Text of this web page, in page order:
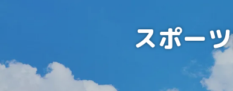
津田沼
八千代
スポー